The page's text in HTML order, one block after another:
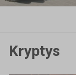
Kryptys